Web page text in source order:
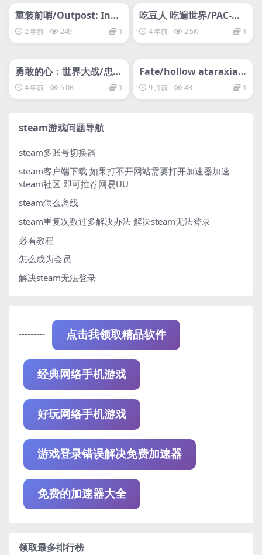
网盘下载游戏
重装前哨/Outpost: Infi
nity Siege
2 年前 249 1
网盘下载游戏
吃豆人 吃遍世界/PAC-MA
N WORLD Re-PAC
4 年前 2.5K 1
网盘下载游戏
勇敢的心：世界大战/忠勇
之心：伟大战争/Valiant
Hearts: The Great War
4 年前 6.0K 1
网盘下载游戏
Fate/hollow ataraxia R
EMASTERED
9 月前 43 1
steam游戏问题导航
steam多账号切换器
steam客户端下载 如果打不开网站需要打开加速器加速
steam社区 即可推荐网易UU
steam怎么离线
steam重复次数过多解决办法 解决steam无法登录
必看教程
怎么成为会员
解决steam无法登录
--------- 点击我领取精品软件
经典网络手机游戏
好玩网络手机游戏
游戏登录错误解决免费加速器
免费的加速器大全
领取最多排行榜